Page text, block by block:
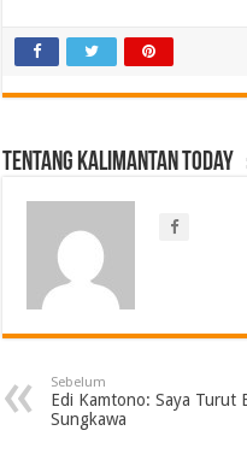
Tentang Kalimantan Today
Sebelum
Edi Kamtono: Saya Turut
Sungkawa